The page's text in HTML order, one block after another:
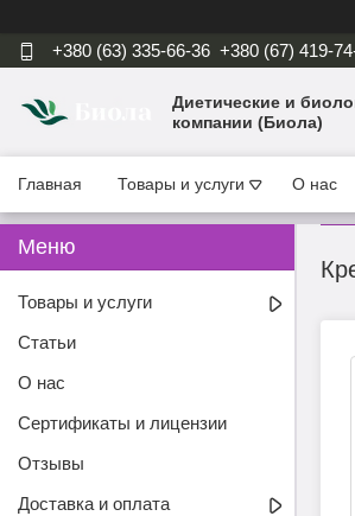
+380 (63) 335-66-36 +380 (67) 419-
Диетические и
компании (Биола)
Главная Товары и услуги О нас
Товары и услуги
Статьи
О нас
Сертификаты и лицензии
Отзывы
Доставка и оплата